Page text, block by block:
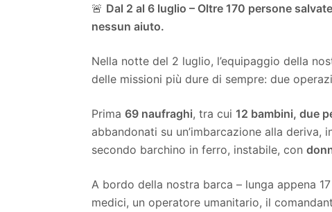
🚨 Dal 2 al 6 luglio – Oltre 170 persone
nessun aiuto.
Nella notte del 2 luglio, l’equipaggio della
delle missioni più dure di sempre: due
Prima 69 naufraghi, tra cui 12 bambini, due
abbandonati su un’imbarcazione alla deriva,
secondo barchino in ferro, instabile, con
A bordo della nostra barca – lunga appena 17
medici, un operatore umanitario, il